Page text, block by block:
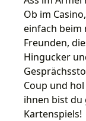
Ob im
einfach beim
Freunden,
Hingucker
Coup und
ihnen bist du
Kartenspiels!